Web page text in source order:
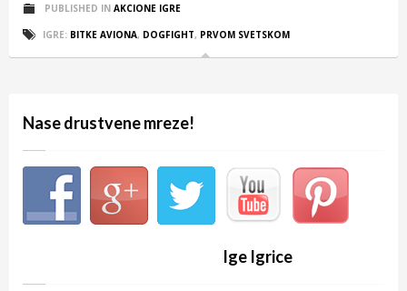
PUBLISHED IN AKCIONE IGRE
IGRE: BITKE AVIONA, DOGFIGHT, PRVOM SVETSKOM
Nase drustvene mreze!
Ige Igrice